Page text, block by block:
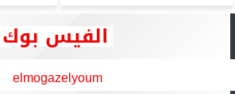
الفيس بوك
elmogazelyoum